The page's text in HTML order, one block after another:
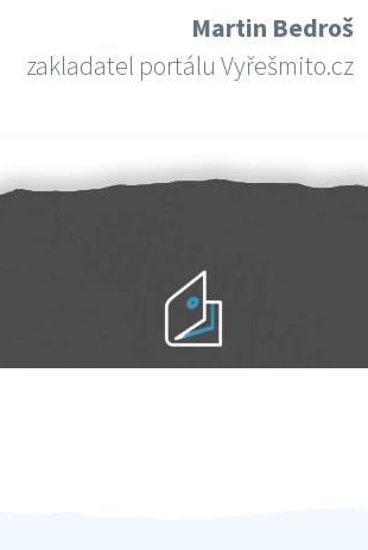
Martin Bedroš
zakladatel portálu Vyřešmito.cz